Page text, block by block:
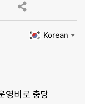
Korean ▼
영비로 충당